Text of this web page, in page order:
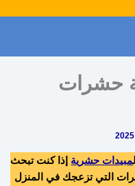
حشرات
مبيدات حشرية إذا كنت تبحث
التي تزعجك في المنزل